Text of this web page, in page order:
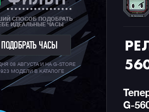
СПОСОБ ПОДОБРАТЬ
ИДЕАЛЬНЫЕ ЧАСЫ
ПОДОБРАТЬ ЧАСЫ
08 АВГУСТА И НА G-STORE
923 МОДЕЛИ В КАТАЛОГЕ
G-